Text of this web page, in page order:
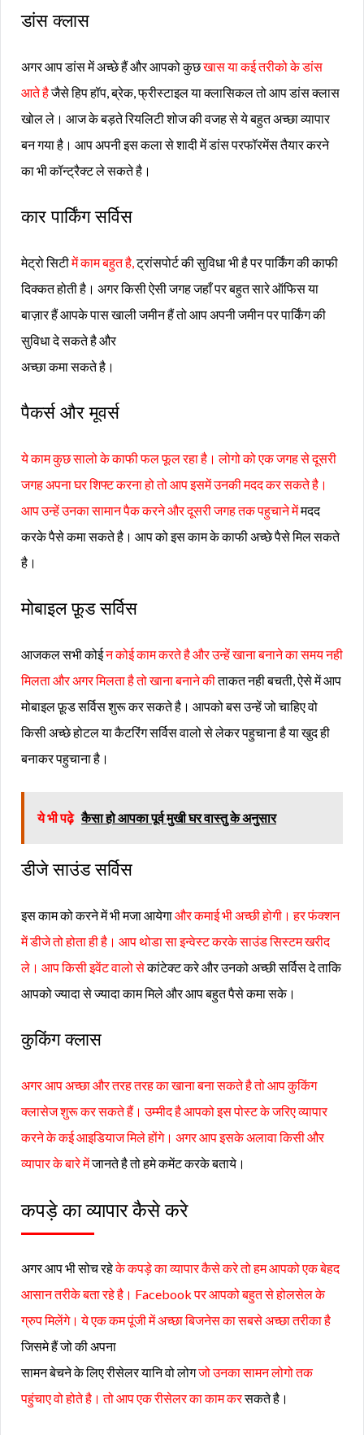
डांस क्लास
अगर आप डांस में अच्छे हैं और आपको कुछखास या कई तरीको के डांस
आते हैजैसे हिप हॉप, ब्रेक, फ्रीस्टाइल या क्लासिकल तो आप डांस क्लास
खोल ले। आज के बड़ते रियलिटी शोज की वजह से ये बहुत अच्छा व्यापार
बन गया है। आप अपनी इस कला से शादी में डांस परफॉरमेंस तैयार करने
का भी कॉन्ट्रैक्ट ले सकते है।
कार पार्किंग सर्विस
मेट्रो सिटीमें काम बहुत है,ट्रांसपोर्ट की सुविधा भी है पर पार्किंग की काफी
दिक्कत होती है। अगर किसी ऐसी जगह जहाँ पर बहुत सारे ऑफिस या
बाज़ार हैं आपके पास खाली जमीन हैं तो आप अपनी जमीन पर पार्किंग की
सुविधा दे सकते है और
अच्छा कमा सकते है।
पैकर्स और मूवर्स
ये काम कुछ सालो के काफी फल फूल रहा है। लोगो को एक जगह से दूसरी
जगह अपना घर शिफ्ट करना हो तो आप इसमें उनकी मदद कर सकते है।
आप उन्हें उनका सामान पैक करने और दूसरी जगह तक पहुचाने मेंमदद
करके पैसे कमा सकते है। आप को इस काम के काफी अच्छे पैसे मिल सकते
है।
मोबाइल फ़ूड सर्विस
आजकल सभी कोईन कोई काम करते है और उन्हें खाना बनाने का समय नही
मिलता और अगर मिलता है तो खाना बनाने कीताकत नही बचती, ऐसे में आप
मोबाइल फ़ूड सर्विस शुरू कर सकते है। आपको बस उन्हें जो चाहिए वो
किसी अच्छे होटल या कैटरिंग सर्विस वालो से लेकर पहुचाना है या खुद ही
बनाकर पहुचाना है।
ये भी पढ़े कैसा हो आपका पूर्व मुखी घर वास्तु के अनुसार
डीजे साउंड सर्विस
इस काम को करने में भी मजा आयेगाऔर कमाई भी अच्छी होगी। हर फंक्शन
में डीजे तो होता ही है। आप थोडा सा इन्वेस्ट करके साउंड सिस्टम खरीद
ले। आप किसी इवेंट वालो सेकांटेक्ट करे और उनको अच्छी सर्विस दे ताकि
आपको ज्यादा से ज्यादा काम मिले और आप बहुत पैसे कमा सके।
कुकिंग क्लास
अगर आप अच्छा और तरह तरह का खाना बना सकते है तो आप कुकिंग
क्लासेज शुरू कर सकते हैं। उम्मीद है आपको इस पोस्ट के जरिए व्यापार
करने के कई आइडियाज मिले होंगे। अगर आप इसके अलावा किसी और
व्यापार के बारे मेंजानते है तो हमे कमेंट करके बताये।
कपड़े का व्यापार कैसे करे
अगर आप भी सोच रहेके कपड़े का व्यापार कैसे करे तो हम आपको एक बेहद
आसान तरीके बता रहे है। Facebook पर आपको बहुत से होलसेल के
ग्रुप मिलेंगे। ये एक कम पूंजी में अच्छा बिजनेस का सबसे अच्छा तरीका है
जिसमे हैं जो की अपना
सामन बेचने के लिए रीसेलर यानि वो लोगजो उनका सामन लोगो तक
पहुंचाए वो होते है। तो आप एक रीसेलर का काम करसकते है।